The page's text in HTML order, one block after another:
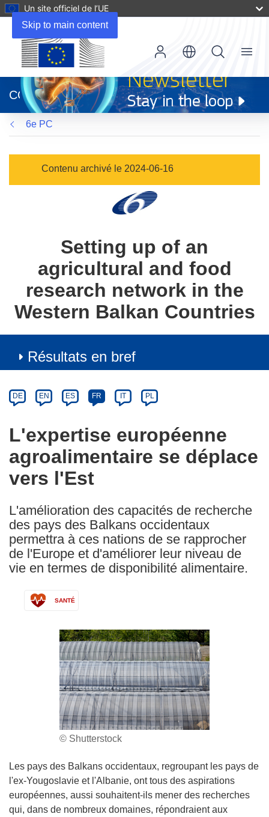
Skip to main content
Un site officiel de l’UE
dans
une
nouvelle
fenêtre)
CORDIS
Menu
6e PC
Contenu archivé le 2024-06-16
Setting up of an
agricultural and food
research network in the
Western Balkan Countries
Résultats en bref
Category
Article
available
the
following
languages:
DE EN ES FR IT PL
L'expertise européenne
agroalimentaire se déplace
vers l'Est
L'amélioration des capacités de recherche
des pays des Balkans occidentaux
permettra à ces nations de se rapprocher
de l'Europe et d'améliorer leur niveau de
vie en termes de disponibilité alimentaire.
SANTÉ
© Shutterstock
Les pays des Balkans occidentaux, regroupant les pays de
l'ex-Yougoslavie et l'Albanie, ont tous des aspirations
européennes, aussi souhaitent-ils mener des recherches
qui, dans de nombreux domaines, répondraient aux